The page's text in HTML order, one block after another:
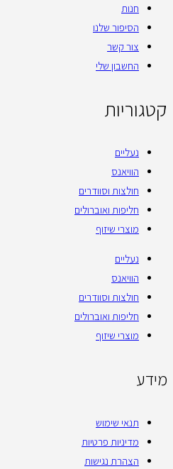
חנות
הסיפור שלנו
צור קשר
החשבון שלי
קטגוריות
נעליים
הוויאנס
חולצות וסוודרים
חליפות ואוברולים
מוצרי שיזוף
נעליים
הוויאנס
חולצות וסוודרים
חליפות ואוברולים
מוצרי שיזוף
מידע
תנאי שימוש
מדיניות פרטיות
הצהרת נגישות